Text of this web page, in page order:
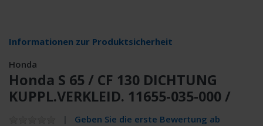
Informationen zur Produktsicherheit
Honda
Honda S 65 / CF 130 DICHTUNG
KUPPL.VERKLEID. 11655-035-000 /
Geben Sie die erste Bewertung ab